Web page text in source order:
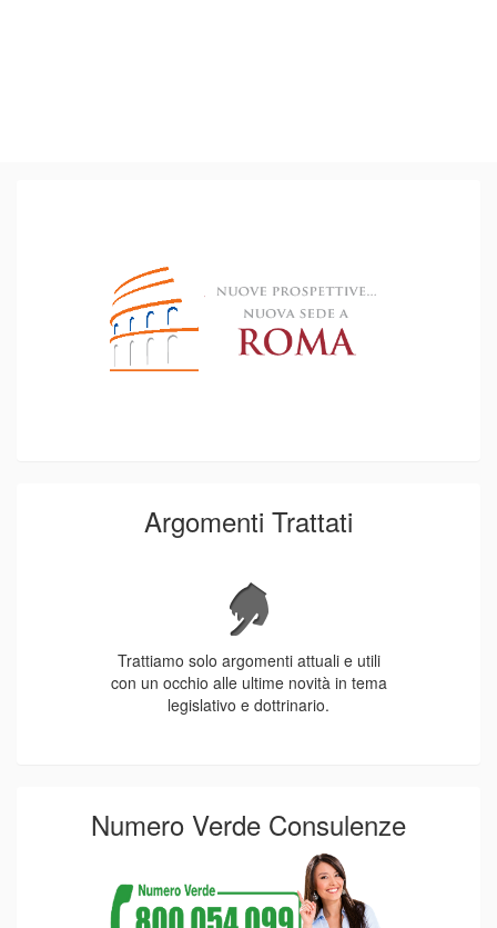
Argomenti Trattati
Trattiamo solo argomenti attuali e utili
con un occhio alle ultime novità in tema
legislativo e dottrinario.
Numero Verde Consulenze